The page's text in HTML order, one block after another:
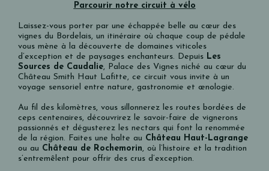
Parcourir notre circuit à vélo
Laissez-vous porter par une échappée belle au cœur des
vignes du Bordelais, un itinéraire où chaque coup de pédale
vous mène à la découverte de domaines viticoles
d’exception et de paysages enchanteurs. Depuis Les
Sources de Caudalie, Palace des Vignes niché au cœur du
Château Smith Haut Lafitte, ce circuit vous invite à un
voyage sensoriel entre nature, gastronomie et œnologie.
Au fil des kilomètres, vous sillonnerez les routes bordées de
ceps centenaires, découvrirez le savoir-faire de vignerons
passionnés et dégusterez les nectars qui font la renommée
de la région. Faites une halte au Château Haut-Lagrange
ou au Château de Rochemorin, où l’histoire et la tradition
s’entremêlent pour offrir des crus d’exception.